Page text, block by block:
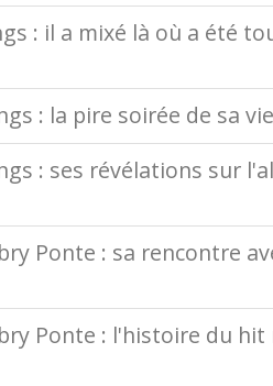
: il a mixé là où a été
: la pire soirée de sa
: ses révélations sur
Ponte : sa rencontre
Ponte : l'histoire du